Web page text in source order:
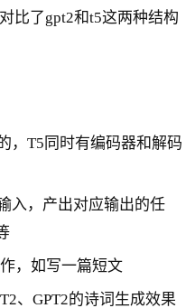
比了gpt2和t5这两种结构
，T5同时有编码器和解码
入，产出对应输出的任
，如写一篇短文
、GPT2的诗词生成效果